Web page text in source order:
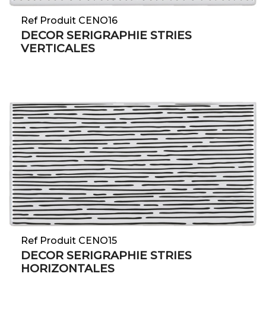
Ref Produit CENO16
DECOR SERIGRAPHIE STRIES
VERTICALES
Ref Produit CENO15
DECOR SERIGRAPHIE STRIES
HORIZONTALES